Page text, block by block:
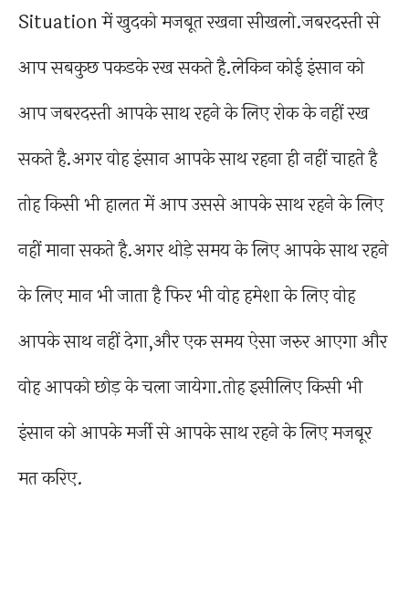
Situation में खुदको मजबूत रखना सीखलो.जबरदस्ती से
आप सबकुछ पकडके रख सकते है.लेकिन कोई इंसान को
आप जबरदस्ती आपके साथ रहने के लिए रोक के नहीं रख
सकते है.अगर वोह इंसान आपके साथ रहना ही नहीं चाहते है
तोह किसी भी हालत में आप उससे आपके साथ रहने के लिए
नहीं माना सकते है.अगर थोड़े समय के लिए आपके साथ रहने
के लिए मान भी जाता है फिर भी वोह हमेशा के लिए वोह
आपके साथ नहीं देगा,और एक समय ऐसा जरुर आएगा और
वोह आपको छोड़ के चला जायेगा.तोह इसीलिए किसी भी
इंसान को आपके मर्जी से आपके साथ रहने के लिए मजबूर
मत करिए.